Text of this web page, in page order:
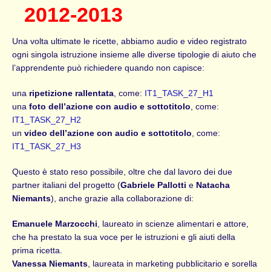
2012-2013
Una volta ultimate le ricette, abbiamo audio e video registrato
ogni singola istruzione insieme alle diverse tipologie di aiuto che
l’apprendente può richiedere quando non capisce:
una ripetizione rallentata , come: IT1_TASK_27_H1
unafoto dell’azione con audio e sottotitolo , come:
IT1_TASK_27_H2
unvideo dell’azione con audio e sottotitolo , come:
IT1_TASK_27_H3
Questo è stato reso possibile, oltre che dal lavoro dei due
partner italiani del progetto (Gabriele Pallotti e Natacha
Niemants), anche grazie alla collaborazione di:
Emanuele Marzocchi, laureato in scienze alimentari e attore,
che ha prestato la sua voce per le istruzioni e gli aiuti della
prima ricetta.
Vanessa Niemants, laureata in marketing pubblicitario e sorella